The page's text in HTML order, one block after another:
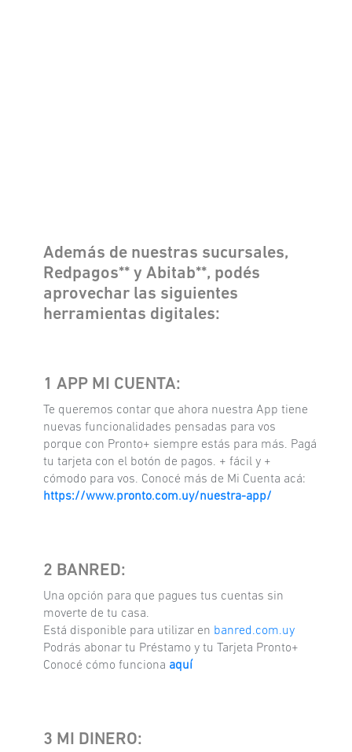
Además de nuestras sucursales,
Redpagos** y Abitab**, podés
aprovechar las siguientes
herramientas digitales:
1 APP MI CUENTA:
Te queremos contar que ahora nuestra App tiene
nuevas funcionalidades pensadas para vos
porque con Pronto+ siempre estás para más. Pagá
tu tarjeta con el botón de pagos. + fácil y +
cómodo para vos. Conocé más de Mi Cuenta acá:
https://www.pronto.com.uy/nuestra-app/
2 BANRED:
Una opción para que pagues tus cuentas sin
moverte de tu casa.
Está disponible para utilizar en banred.com.uy
Podrás abonar tu Préstamo y tu Tarjeta Pronto+
Conocé cómo funciona aquí
3 MI DINERO: